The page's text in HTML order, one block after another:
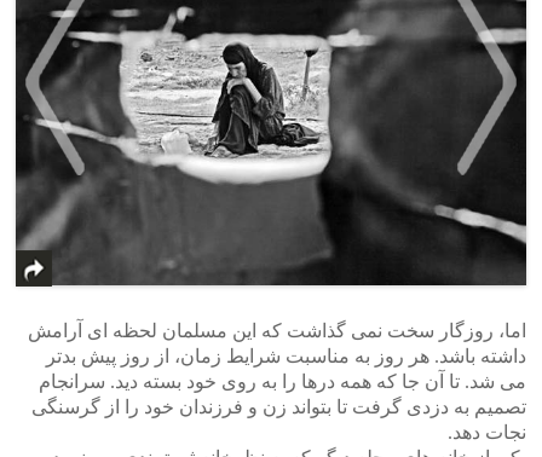
اما، روزگار سخت نمی گذاشت که این مسلمان لحظه ای آرامش
داشته باشد. هر روز به مناسبت شرایط زمان، از روز پیش بدتر
می شد. تا آن جا که همه درها را به روی خود بسته دید. سرانجام
تصمیم به دزدی گرفت تا بتواند زن و فرزندان خود را از گرسنگی
نجات دهد.
<